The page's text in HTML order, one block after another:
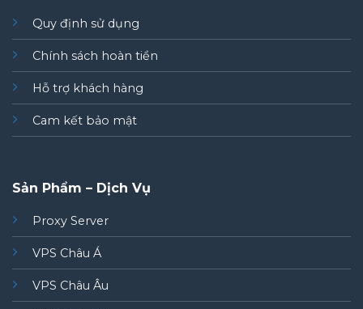
Quy định sử dụng
Chính sách hoàn tiền
Hỗ trợ khách hàng
Cam kết bảo mật
Sản Phẩm – Dịch Vụ
Proxy Server
VPS Châu Á
VPS Châu Âu